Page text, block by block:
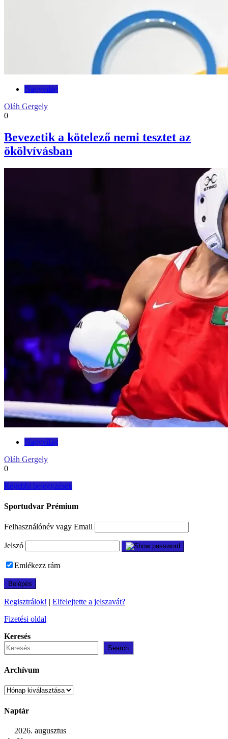
Nagyvilág
Oláh Gergely
0
Bevezetik a kötelező nemi tesztet az
ökölvívásban
Nagyvilág
Oláh Gergely
0
Bejegyzés
navigáció
Régebbi bejegyzések
Sportudvar Prémium
Felhasználónév vagy Email
Jelszó
Emlékezz rám
Regisztrálok! | Elfelejtette a jelszavát?
Fizetési oldal
Keresés
Search
Archívum
Archívum
Naptár
2026. augusztus